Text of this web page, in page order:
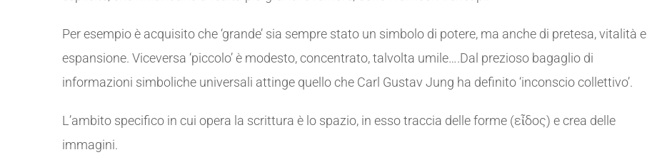
Per esempio è acquisito che ‘grande’ sia sempre stato un simbolo di potere, ma anche di pretesa, vitalità e
espansione. Viceversa ‘piccolo’ è modesto, concentrato, talvolta umile….Dal prezioso bagaglio di
informazioni simboliche universali attinge quello che Carl Gustav Jung ha definito ‘inconscio collettivo’.
L’ambito specifico in cui opera la scrittura è lo spazio, in esso traccia delle forme (εἶδος) e crea delle
immagini.